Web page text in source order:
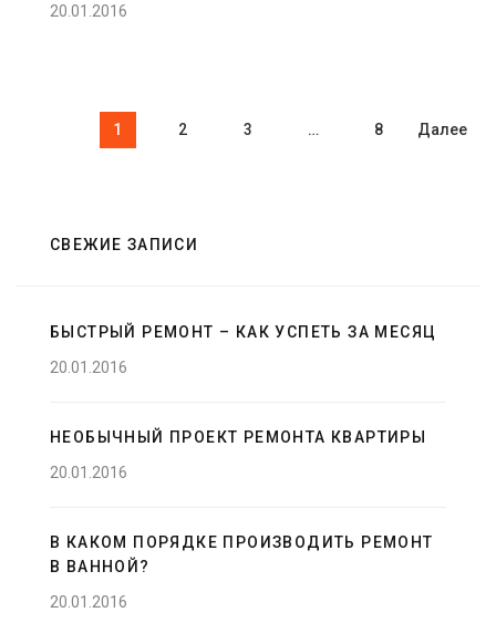
20.01.2016
1 2 3 … 8 Далее
СВЕЖИЕ ЗАПИСИ
БЫСТРЫЙ РЕМОНТ – КАК УСПЕТЬ ЗА МЕСЯЦ
20.01.2016
НЕОБЫЧНЫЙ ПРОЕКТ РЕМОНТА КВАРТИРЫ
20.01.2016
В КАКОМ ПОРЯДКЕ ПРОИЗВОДИТЬ РЕМОНТ
В ВАННОЙ?
20.01.2016